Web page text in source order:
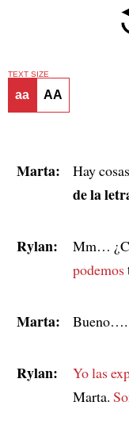
TEXT SIZE
aa AA
Marta: Hay
de la
Rylan: Mm…
podemos
Marta: Bueno….
Rylan: Yo las
Marta.